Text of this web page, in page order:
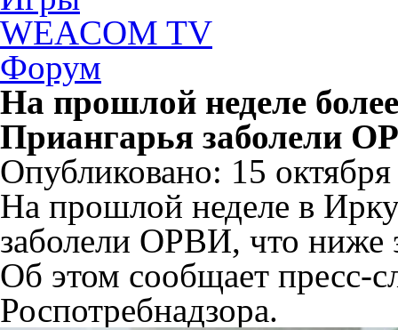
WEACOM TV
Форум
На прошлой неделе
Приангарья заболели
Опубликовано: 15
На прошлой неделе в
заболели ОРВИ, что ниже
Об этом сообщает пресс-
Роспотребнадзора.